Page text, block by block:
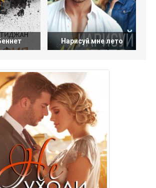
Нарисуй мне лето